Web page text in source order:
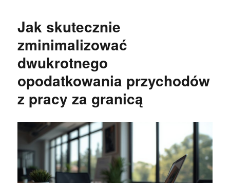
Jak skutecznie
zminimalizować
dwukrotnego
opodatkowania przychodów
z pracy za granicą